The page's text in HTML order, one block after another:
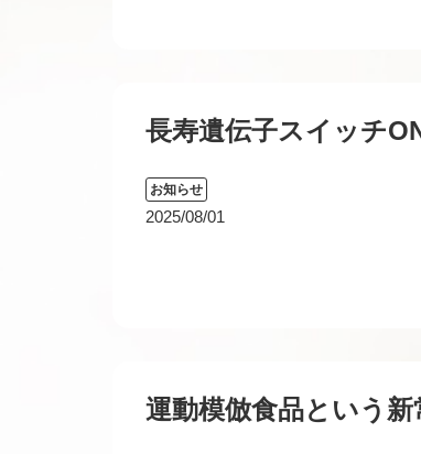
長寿遺伝子スイッチ
お知らせ
2025/08/01
運動模倣食品という新